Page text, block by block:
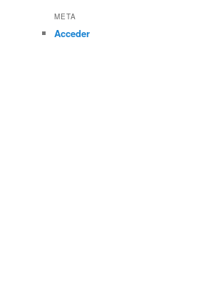
META
Acceder